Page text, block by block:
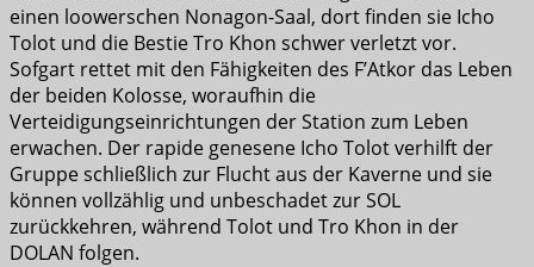
einen loowerschen Nonagon-Saal, dort finden sie Icho
Tolot und die Bestie Tro Khon schwer verletzt vor.
Sofgart rettet mit den Fähigkeiten des F’Atkor das Leben
der beiden Kolosse, woraufhin die
Verteidigungseinrichtungen der Station zum Leben
erwachen. Der rapide genesene Icho Tolot verhilft der
Gruppe schließlich zur Flucht aus der Kaverne und sie
können vollzählig und unbeschadet zur SOL
zurückkehren, während Tolot und Tro Khon in der
DOLAN folgen.